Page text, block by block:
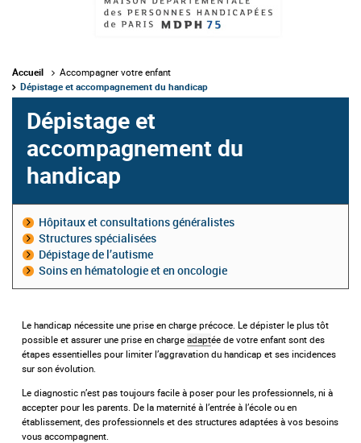
Accueil
Accompagner votre enfant
Dépistage et accompagnement du handicap
Dépistage et
accompagnement du
handicap
Hôpitaux et consultations généralistes
Structures spécialisées
Dépistage de l’autisme
Soins en hématologie et en oncologie
Le handicap nécessite une prise en charge précoce. Le dépister le plus tôt
possible et assurer une prise en charge adaptée de votre enfant sont des
étapes essentielles pour limiter l’aggravation du handicap et ses incidences
sur son évolution.
Le diagnostic n’est pas toujours facile à poser pour les professionnels, ni à
accepter pour les parents. De la maternité à l’entrée à l’école ou en
établissement, des professionnels et des structures adaptées à vos besoins
vous accompagnent.